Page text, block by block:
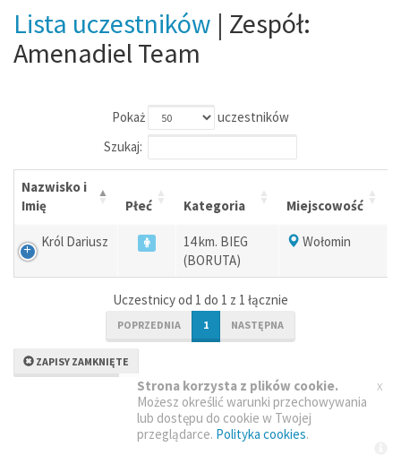
Lista uczestników | Zespół:
Amenadiel Team
Pokaż
uczestników
Szukaj:
Nazwisko i
Imię
Płeć Kategoria Miejscowość
Król Dariusz
14 km. BIEG
(BORUTA)
Wołomin
Uczestnicy od 1 do 1 z 1 łącznie
POPRZEDNIA 1 NASTĘPNA
ZAPISY ZAMKNIĘTE
Strona korzysta z plików cookie.
Możesz określić warunki przechowywania
lub dostępu do cookie w Twojej
przeglądarce. Polityka cookies.
x